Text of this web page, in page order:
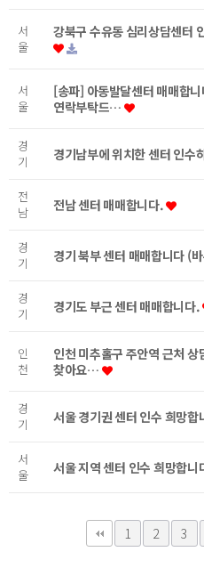
서
울
강북구 수유동 심리상담센터
서
울
[송파] 아동발달센터 매매합
연락부탁드…
경
기
경기남부에 위치한 센터 인수
전
남
전남 센터 매매합니다.
경
기
경기 북부 센터 매매합니다 (
경
기
경기도 부근 센터 매매합니다.
인
천
인천 미추홀구 주안역 근처 상
찾아요…
경
기
서울 경기권 센터 인수 희망
서
울
서울 지역 센터 인수 희망합니
1 2 3